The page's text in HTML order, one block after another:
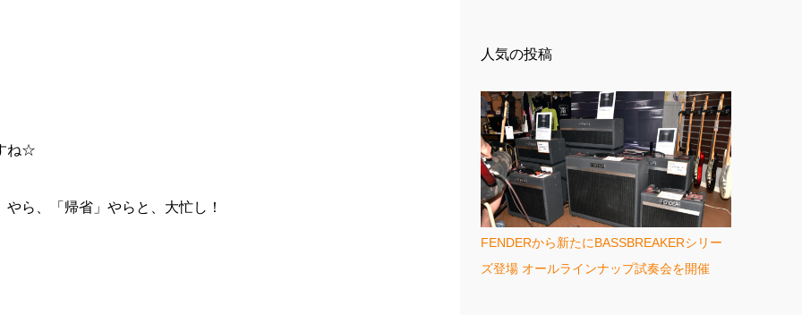
ね☆
ら、「帰省」やらと、大忙し！
人気の投稿
FENDERから新たにBASSBREAKERシリー
ズ登場 オールラインナップ試奏会を開催